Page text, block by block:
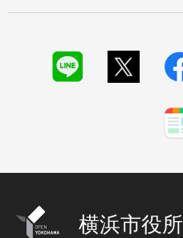
横浜市役所